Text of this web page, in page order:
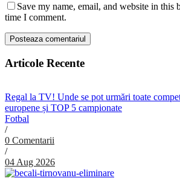
Save my name, email, and website in this
time I comment.
Articole Recente
Regal la TV! Unde se pot urmări toate
europene și TOP 5 campionate
Fotbal
/
0 Comentarii
/
04 Aug 2026